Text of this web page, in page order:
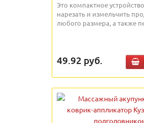
Это компактное
нарезать и измельчить
любого размера, а также
49.92 руб.